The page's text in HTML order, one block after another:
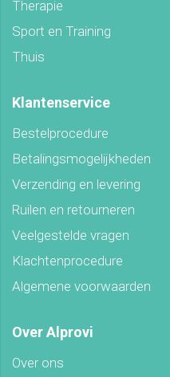
Therapie
Sport en Training
Thuis
Klantenservice
Bestelprocedure
Betalingsmogelijkheden
Verzending en levering
Ruilen en retourneren
Veelgestelde vragen
Klachtenprocedure
Algemene voorwaarden
Over Alprovi
Over ons